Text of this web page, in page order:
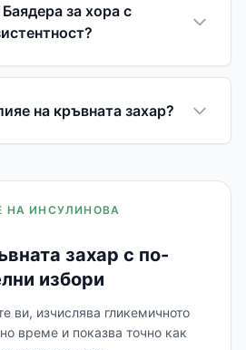
за хора с
на кръвната захар?
НА ИНСУЛИНОВА
захар с по-
избори
ви, изчислява гликемичното
време и показва точно как